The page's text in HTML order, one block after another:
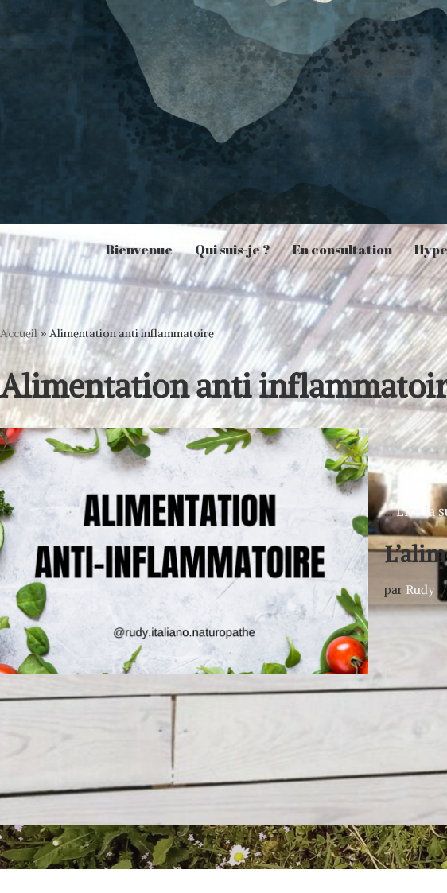
Bienvenue Qui suis-je ? En consultation
Accueil » Alimentation anti inflammatoire
Alimentation anti
…Lire la
par Rudy